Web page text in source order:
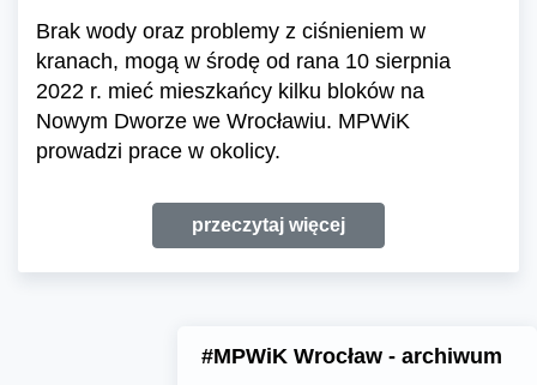
Brak wody oraz problemy z ciśnieniem w
kranach, mogą w środę od rana 10 sierpnia
2022 r. mieć mieszkańcy kilku bloków na
Nowym Dworze we Wrocławiu. MPWiK
prowadzi prace w okolicy.
przeczytaj więcej
#MPWiK Wrocław - archiwum